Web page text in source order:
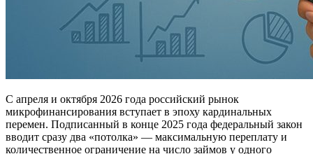
С апреля и октября 2026 года российский рынок
микрофинансирования вступает в эпоху кардинальных
перемен. Подписанный в конце 2025 года федеральный закон
вводит сразу два «потолка» — максимальную переплату и
количественное ограничение на число займов у одного